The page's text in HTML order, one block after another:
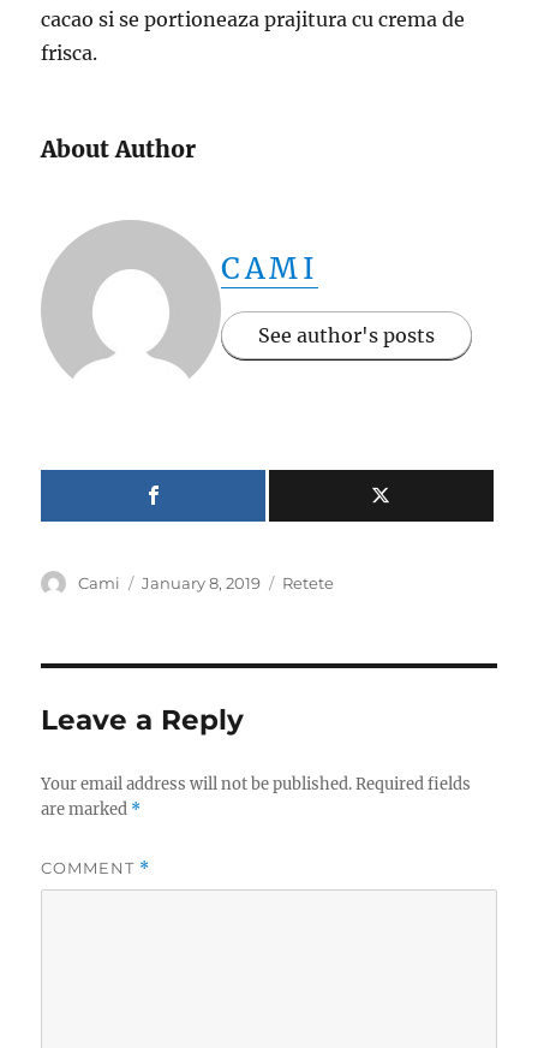
cacao si se portioneaza prajitura cu crema de
frisca.
About Author
CAMI
See author's posts
Author
Cami
Posted
January 8, 2019 Categories
Retete
Leave a Reply
Your email address will not be published. Required fields
are marked *
COMMENT *